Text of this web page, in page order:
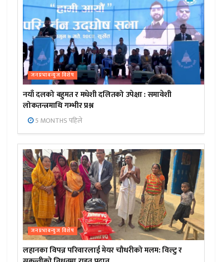
जनप्रभाबन्युज विशेष
नयाँ दलको बहुमत र मधेशी दलितको उपेक्षा : समावेशी
लोकतन्त्रमाथि गम्भीर प्रश्न
5 MONTHS पहिले
जनप्रभाबन्युज विशेष
लहानका विपन्न परिवारलाई मेयर चौधरीको मलम: विल्टु र